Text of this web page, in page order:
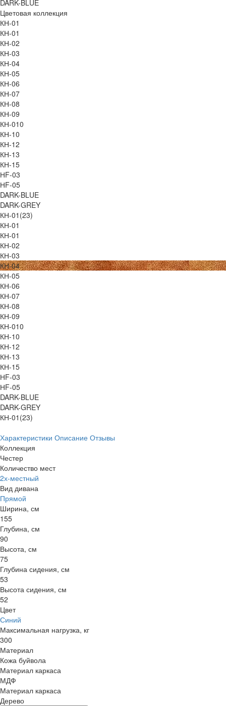
DARK-BLUE
Цветовая коллекция
КН-01
КН-01
КН-02
КН-03
КН-04
КН-05
КН-06
КН-07
КН-08
КН-09
КН-010
КН-10
КН-12
КН-13
КН-15
НF-03
НF-05
DARK-BLUE
DARK-GREY
КН-01(23)
КН-01
КН-01
КН-02
КН-03
КН-04
КН-05
КН-06
КН-07
КН-08
КН-09
КН-010
КН-10
КН-12
КН-13
КН-15
НF-03
НF-05
DARK-BLUE
DARK-GREY
КН-01(23)
Характеристики Описание Отзывы
Коллекция
Честер
Количество мест
2х-местный
Вид дивана
Прямой
Ширина, см
155
Глубина, см
90
Высота, см
75
Глубина сидения, см
53
Высота сидения, см
52
Цвет
Синий
Максимальная нагрузка, кг
300
Материал
Кожа буйвола
Материал каркаса
МДФ
Материал каркаса
Дерево